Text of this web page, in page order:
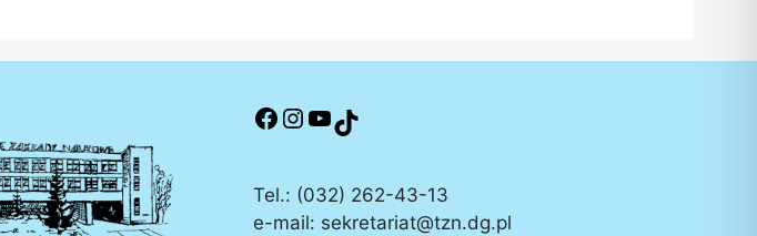
Tel.: (032) 262-43-13
e-mail: sekretariat@tzn.dg.pl